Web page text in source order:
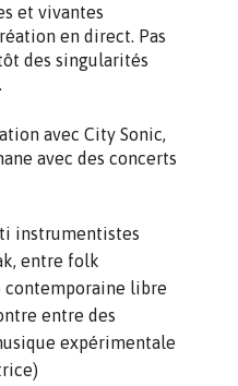
et vivantes
en direct. Pas
des singularités
avec City Sonic,
avec des concerts
instrumentistes
entre folk
libre
entre des
expérimentale